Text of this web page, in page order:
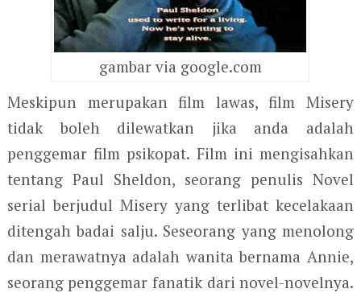
gambar via google.com
Meskipun merupakan film lawas, film Misery
tidak boleh dilewatkan jika anda adalah
penggemar film psikopat. Film ini mengisahkan
tentang Paul Sheldon, seorang penulis Novel
serial berjudul Misery yang terlibat kecelakaan
ditengah badai salju. Seseorang yang menolong
dan merawatnya adalah wanita bernama Annie,
seorang penggemar fanatik dari novel-novelnya.